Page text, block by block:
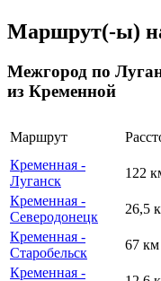
Маршрут(-ы)
Межгород по
из Кременной
Маршрут
Кременная -
Луганск
122
Кременная -
Северодонецк
26,5
Кременная -
Старобельск
67 км
Кременная -